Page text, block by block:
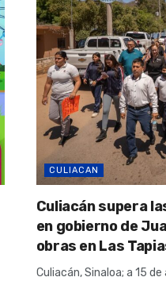
CULIACAN
Culiacán supera
en gobierno de
obras en Las
Culiacán, Sinaloa; a 15